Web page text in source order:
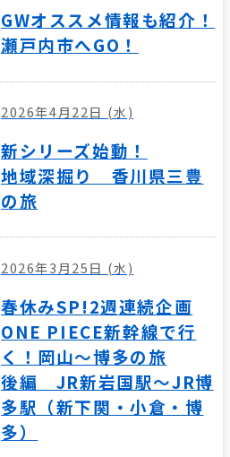
GWオススメ情報も紹介！
瀬戸内市へGO！
2026年4月22日 (水)
新シリーズ始動！
地域深掘り 香川県三豊
の旅
2026年3月25日 (水)
春休みSP!2週連続企画
ONE PIECE新幹線で行
く！岡山～博多の旅
後編 JR新岩国駅～JR博
多駅（新下関・小倉・博
多）